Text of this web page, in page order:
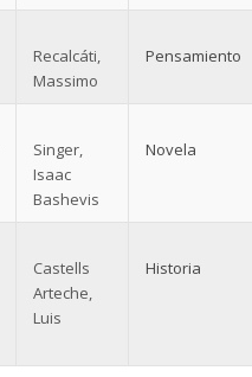
Recalcáti,
Massimo
Pensamiento
Singer,
Isaac
Bashevis
Novela
Castells
Arteche,
Luis
Historia